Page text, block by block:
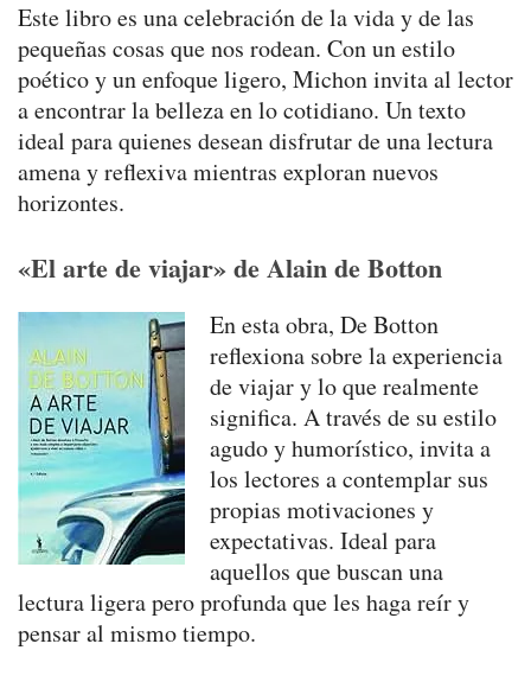
Este libro es una celebración de la vida y de las
pequeñas cosas que nos rodean. Con un estilo
poético y un enfoque ligero, Michon invita al lector
a encontrar la belleza en lo cotidiano. Un texto
ideal para quienes desean disfrutar de una lectura
amena y reflexiva mientras exploran nuevos
horizontes.
«El arte de viajar» de Alain de Botton
En esta obra, De Botton
reflexiona sobre la experiencia
de viajar y lo que realmente
significa. A través de su estilo
agudo y humorístico, invita a
los lectores a contemplar sus
propias motivaciones y
expectativas. Ideal para
aquellos que buscan una
lectura ligera pero profunda que les haga reír y
pensar al mismo tiempo.